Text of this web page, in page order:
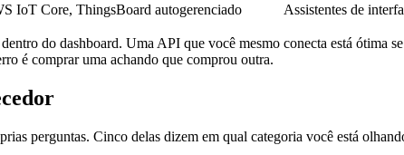
IoT Core, ThingsBoard autogerenciado Assistentes de
do dashboard. Uma API que você mesmo conecta está ótima
é comprar uma achando que comprou outra.
perguntas. Cinco delas dizem em qual categoria você está